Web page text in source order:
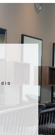
ring Hair